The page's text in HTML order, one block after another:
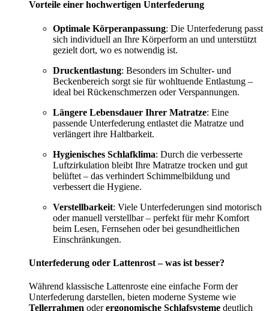
Vorteile einer hochwertigen Unterfederung
Optimale Körperanpassung: Die Unterfederung passt
sich individuell an Ihre Körperform an und unterstützt
gezielt dort, wo es notwendig ist.
Druckentlastung: Besonders im Schulter- und
Beckenbereich sorgt sie für wohltuende Entlastung –
ideal bei Rückenschmerzen oder Verspannungen.
Längere Lebensdauer Ihrer Matratze: Eine
passende Unterfederung entlastet die Matratze und
verlängert ihre Haltbarkeit.
Hygienisches Schlafklima: Durch die verbesserte
Luftzirkulation bleibt Ihre Matratze trocken und gut
belüftet – das verhindert Schimmelbildung und
verbessert die Hygiene.
Verstellbarkeit: Viele Unterfederungen sind motorisch
oder manuell verstellbar – perfekt für mehr Komfort
beim Lesen, Fernsehen oder bei gesundheitlichen
Einschränkungen.
Unterfederung oder Lattenrost – was ist besser?
Während klassische Lattenroste eine einfache Form der
Unterfederung darstellen, bieten moderne Systeme wie
Tellerrahmen oderergonomische Schlafsysteme deutlich